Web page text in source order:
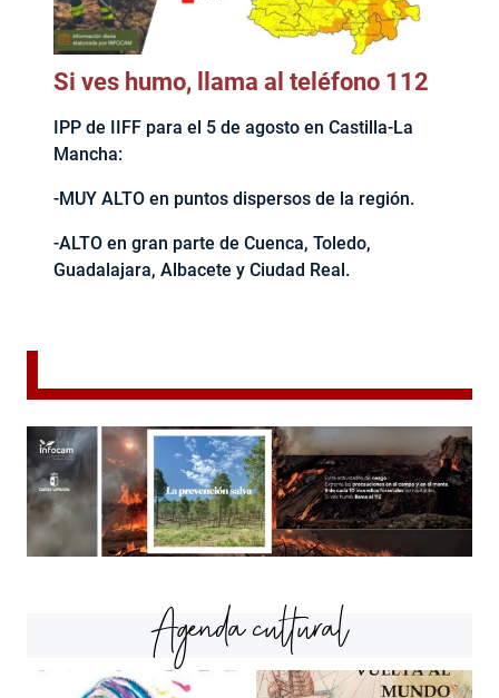
Si ves humo, llama al teléfono 112
IPP de IIFF para el 5 de agosto en Castilla-La
Mancha:
-MUY ALTO en puntos dispersos de la región.
-ALTO en gran parte de Cuenca, Toledo,
Guadalajara, Albacete y Ciudad Real.
Agenda cultural